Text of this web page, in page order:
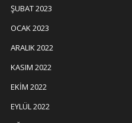
ŞUBAT 2023
OCAK 2023
ARALIK 2022
KASIM 2022
EKIM 2022
EYLÜL 2022